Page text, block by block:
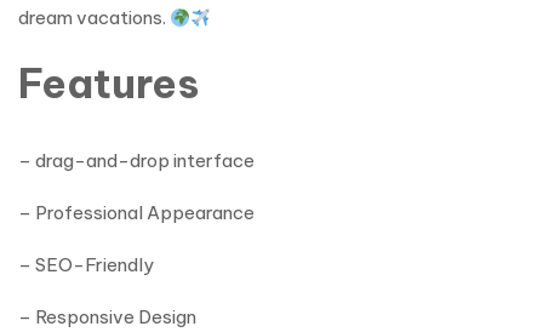
dream vacations.
Features
– drag-and-drop interface
– Professional Appearance
– SEO-Friendly
– Responsive Design